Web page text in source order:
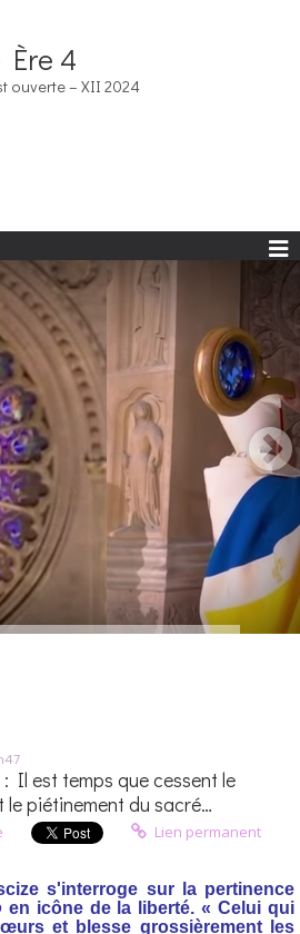
Ère 4
ouverte – XII 2024
Il est temps que cessent le
le piétinement du sacré…
Lien permanent
s'interroge sur la pertinence
en icône de la liberté. « Celui qui
et blesse grossièrement les